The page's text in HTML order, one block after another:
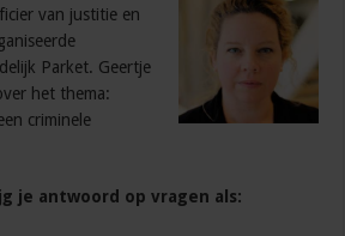
van justitie en
Parket. Geertje
het thema:
criminele
je antwoord op vragen als: